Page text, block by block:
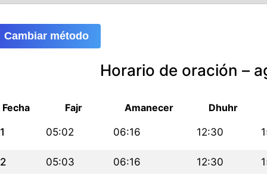
Cambiar método
Horario de oración –
Fecha Fajr Amanecer Dhuhr
1 05:02 06:16 12:30
2 05:03 06:16 12:30